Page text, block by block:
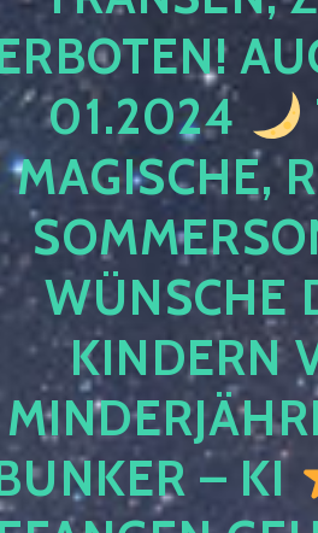
01.2024
MAGISCHE,
WÜNSCHE
KINDERN
– KI